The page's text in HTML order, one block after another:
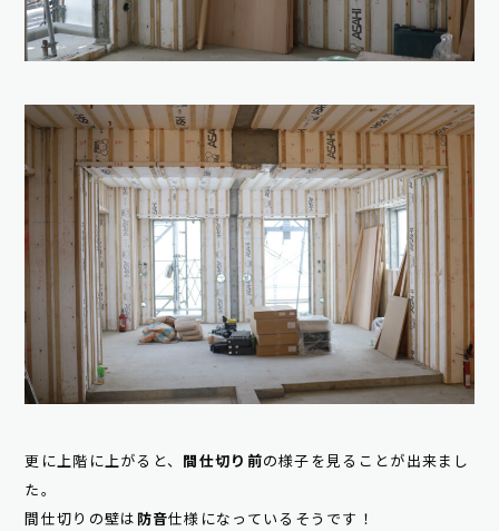
更に上階に上がると、 間仕切り前の様子を見ることが出来まし
た。
間仕切りの壁は 防音仕様になっているそうです！